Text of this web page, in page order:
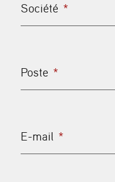
Société *
Poste *
E-mail *